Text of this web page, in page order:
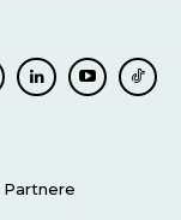
Partnere